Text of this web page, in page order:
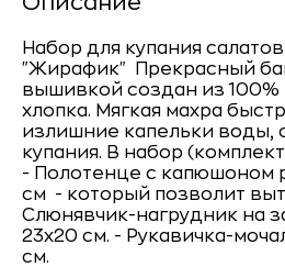
Набор для купания
"Жирафик" Прекрасный
вышивкой создан из 100%
хлопка. Мягкая махра
излишние капельки воды,
купания. В набор
- Полотенце с капюшоном
см - который позволит
Слюнявчик-нагрудник на
23х20 см. - Рукавичка-
см.